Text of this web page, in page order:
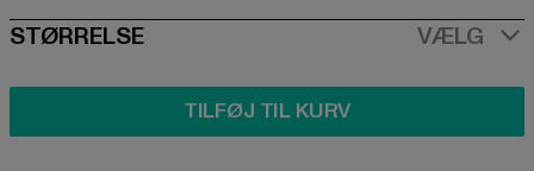
SIZE
STØRRELSE VÆLG
TILFØJ TIL KURV